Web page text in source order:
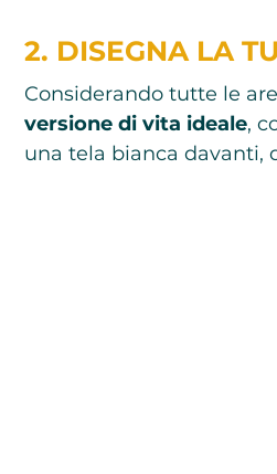
2. DISEGNA LA
Considerando tutte le
versione di vita ideale,
una tela bianca davanti,